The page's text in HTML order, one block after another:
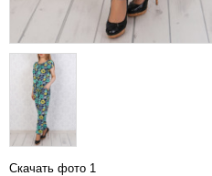
Скачать фото 1